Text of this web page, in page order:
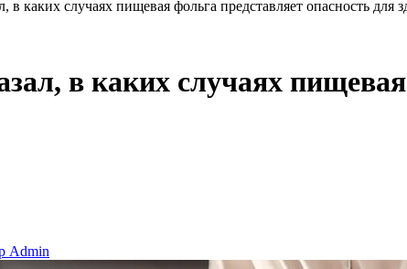
в каких случаях пищевая фольга представляет опасность для
в каких случаях
Admin